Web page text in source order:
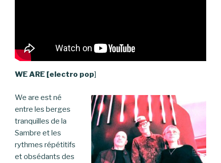
WE ARE [electro pop]
We are est né
entre les berges
tranquilles de la
Sambre et les
rythmes répétitifs
et obsédants des